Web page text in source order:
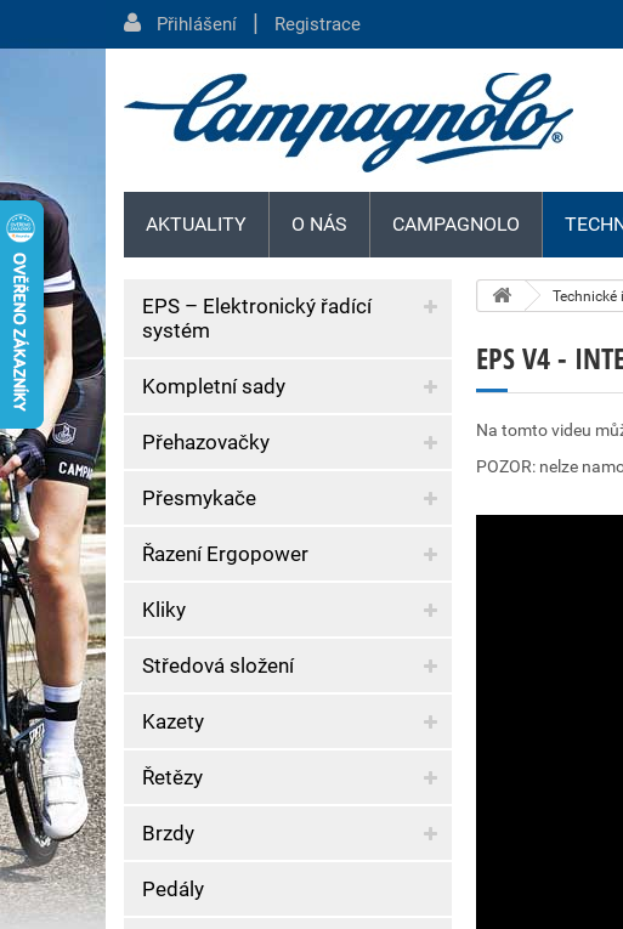
EPS V4 -
Na tomto videu
POZOR: nelze
EPS – Elektronický řadící
systém
Kompletní sady
Přehazovačky
Přesmykače
Řazení Ergopower
Kliky
Středová složení
Kazety
Řetězy
Brzdy
Pedály
Přihlášení | Registrace
AKTUALITY O NÁS CAMPAGNOLO